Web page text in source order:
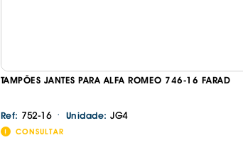
TAMPÕES JANTES PARA ALFA ROMEO 746-16 FARAD
Ref: 752-16 · Unidade: JG4
CONSULTAR